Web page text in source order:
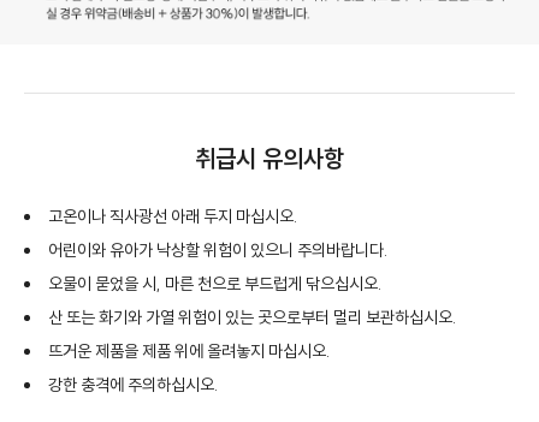
취급시 유의사항
고온이나 직사광선 아래 두지 마십시오.
어린이와 유아가 낙상할 위험이 있으니 주의바랍니다.
오물이 묻었을 시, 마른 천으로 부드럽게 닦으십시오.
산 또는 화기와 가열 위험이 있는 곳으로부터 멀리 보관하십시오.
뜨거운 제품을 제품 위에 올려놓지 마십시오.
강한 충격에 주의하십시오.